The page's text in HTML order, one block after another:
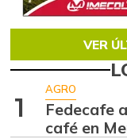
VER
1
AGRO
Fedecafe
café en